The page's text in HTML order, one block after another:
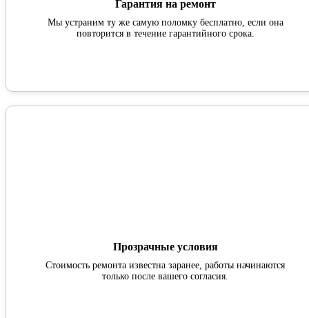
Гарантия на ремонт
Мы устраним ту же самую поломку бесплатно, если она
повторится в течение гарантийного срока.
Прозрачные условия
Стоимость ремонта известна заранее, работы начинаются
только после вашего согласия.